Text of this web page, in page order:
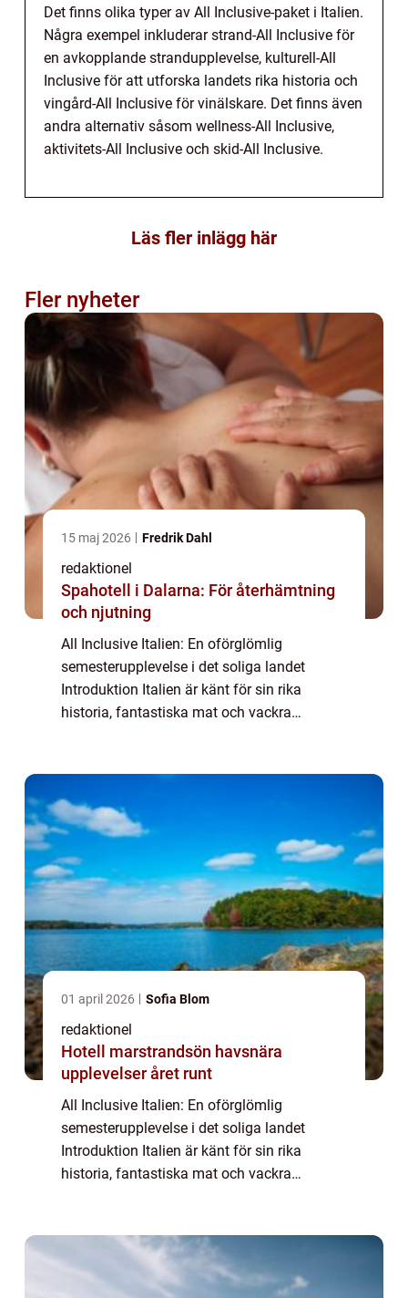
Det finns olika typer av All Inclusive-paket i Italien.
Några exempel inkluderar strand-All Inclusive för
en avkopplande strandupplevelse, kulturell-All
Inclusive för att utforska landets rika historia och
vingård-All Inclusive för vinälskare. Det finns även
andra alternativ såsom wellness-All Inclusive,
aktivitets-All Inclusive och skid-All Inclusive.
Läs fler inlägg här
Fler nyheter
15 maj 2026 Fredrik Dahl
redaktionel
Spahotell i Dalarna: För återhämtning
och njutning
All Inclusive Italien: En oförglömlig
semesterupplevelse i det soliga landet
Introduktion Italien är känt för sin rika
historia, fantastiska mat och vackra
fascinerande land, är Al...
01 april 2026 Sofia Blom
redaktionel
Hotell marstrandsön havsnära
upplevelser året runt
All Inclusive Italien: En oförglömlig
semesterupplevelse i det soliga landet
Introduktion Italien är känt för sin rika
historia, fantastiska mat och vackra
fascinerande land, är Al...